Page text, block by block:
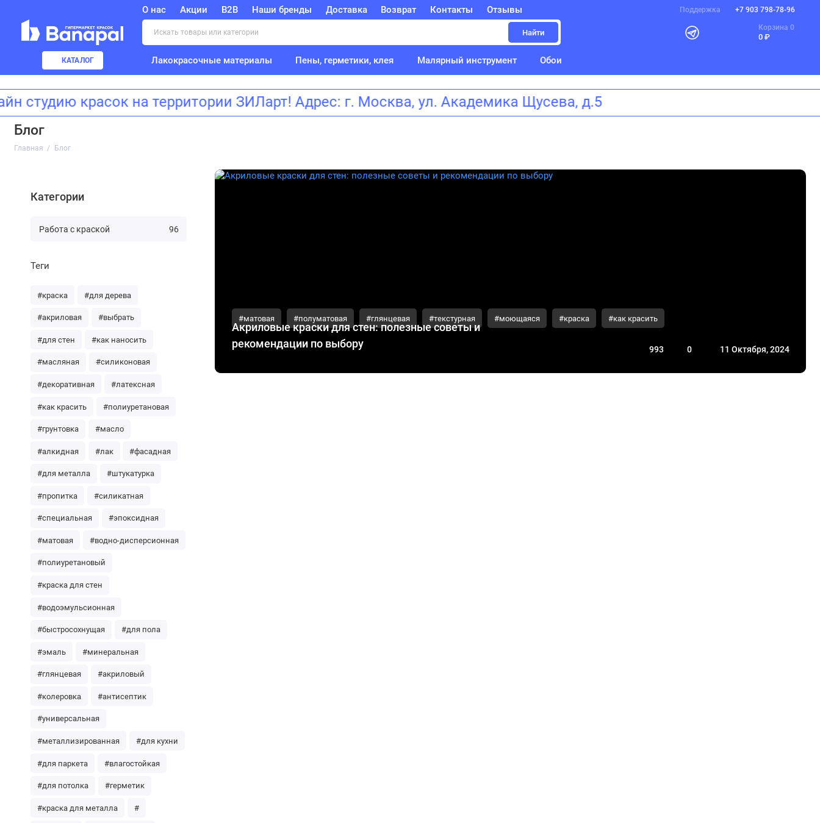
О нас Акции B2B Наши бренды Доставка Возврат Контакты Отзывы Поддержка +7 903 798-78-96
Найти
Корзина 0
0 ₽
КАТАЛОГ Лакокрасочные материалы Пены, герметики, клея Малярный инструмент Обои
красок на территории ЗИЛарт! Адрес: г. Москва, ул. Академика Щусева, д.5
Блог
Главная Блог
Категории
Работа с краской 96
Теги
#краска #для дерева
#акриловая #выбрать
#для стен #как наносить
#масляная #силиконовая
#декоративная #латексная
#как красить #полиуретановая
#грунтовка #масло
#алкидная #лак #фасадная
#для металла #штукатурка
#пропитка #силикатная
#специальная #эпоксидная
#матовая #водно-дисперсионная
#полиуретановый
#краска для стен
#водоэмульсионная
#быстросохнущая #для пола
#эмаль #минеральная
#глянцевая #акриловый
#колеровка #антисептик
#универсальная
#металлизированная #для кухни
#для паркета #влагостойкая
#для потолка #герметик
#краска для металла #
#матовая #полуматовая #глянцевая #текстурная #моющаяся #краска #как красить
993 0 11 Октября, 2024
Акриловые краски для стен: полезные советы и
рекомендации по выбору